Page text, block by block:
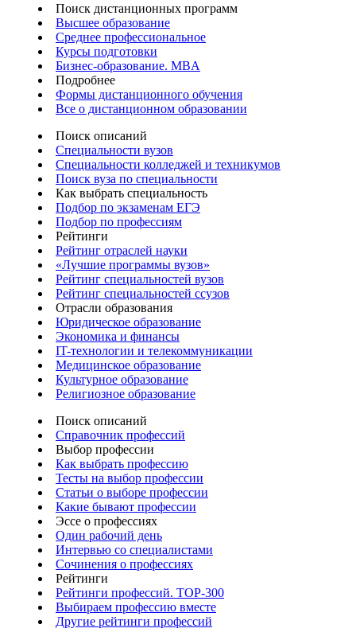
Поиск дистанционных программ
Высшее образование
Среднее профессиональное
Курсы подготовки
Бизнес-образование. MBA
Подробнее
Формы дистанционного обучения
Все о дистанционном образовании
Поиск описаний
Специальности вузов
Специальности колледжей и техникумов
Поиск вуза по специальности
Как выбрать специальность
Подбор по экзаменам ЕГЭ
Подбор по профессиям
Рейтинги
Рейтинг отраслей науки
«Лучшие программы вузов»
Рейтинг специальностей вузов
Рейтинг специальностей ссузов
Отрасли образования
Юридическое образование
Экономика и финансы
IT-технологии и телекоммуникации
Медицинское образование
Культурное образование
Религиозное образование
Поиск описаний
Справочник профессий
Выбор профессии
Как выбрать профессию
Тесты на выбор профессии
Статьи о выборе профессии
Какие бывают профессии
Эссе о профессиях
Один рабочий день
Интервью со специалистами
Сочинения о профессиях
Рейтинги
Рейтинги профессий. TOP-300
Выбираем профессию вместе
Другие рейтинги профессий